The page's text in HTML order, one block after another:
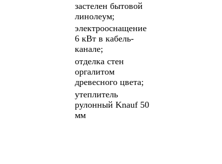
застелен бытовой
линолеум;
электрооснащение
6 кВт в кабель-
канале;
отделка стен
оргалитом
древесного цвета;
утеплитель
рулонный Knauf 50
мм